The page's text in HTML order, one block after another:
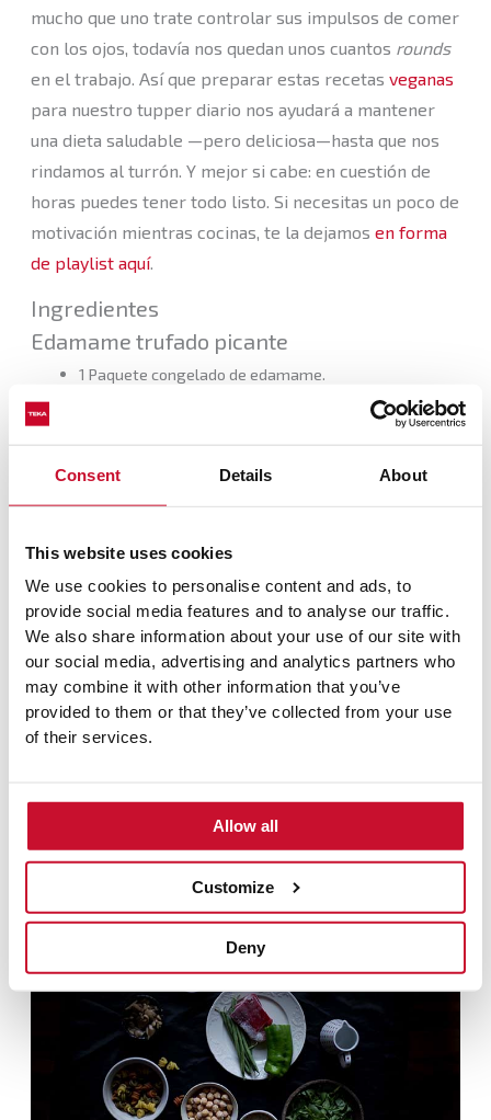
Consent Details About
This website uses cookies
We use cookies to personalise content and ads, to
provide social media features and to analyse our traffic.
We also share information about your use of our site with
our social media, advertising and analytics partners who
may combine it with other information that you’ve
provided to them or that they’ve collected from your use
of their services.
Allow all
Customize
Deny
mucho que uno trate controlar sus impulsos de comer
con los ojos, todavía nos quedan unos cuantos rounds
en el trabajo. Así que preparar estas recetas veganas
para nuestro tupper diario nos ayudará a mantener
una dieta saludable —pero deliciosa—hasta que nos
rindamos al turrón. Y mejor si cabe: en cuestión de
horas puedes tener todo listo. Si necesitas un poco de
motivación mientras cocinas, te la dejamos en forma
de playlist aquí.
Ingredientes
Edamame trufado picante
1 Paquete congelado de edamame.
Sal.
Hamburguesa vegetal (cualquier marca).
1 Cebolla pequeña.
1 Diente de ajo.
1/2 Taza de salsa tomate.
Nuggets
1 paquete de nuggets vegetales.
Aceitunas.